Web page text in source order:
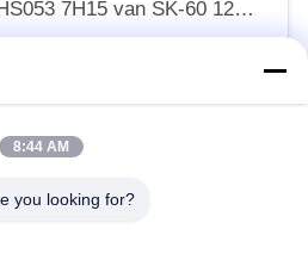
7H15 van SK-60 12V
WIEL uit
8:44 AM
you looking for?